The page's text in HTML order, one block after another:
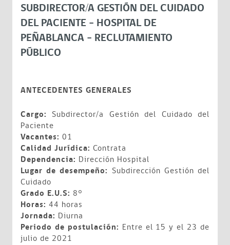
SUBDIRECTOR/A GESTIÓN DEL CUIDADO
DEL PACIENTE - HOSPITAL DE
PEÑABLANCA - RECLUTAMIENTO
PÚBLICO
ANTECEDENTES GENERALES
Cargo: Subdirector/a Gestión del Cuidado del
Paciente
Vacantes: 01
Calidad Jurídica: Contrata
Dependencia: Dirección Hospital
Lugar de desempeño: Subdirección Gestión del
Cuidado
Grado E.U.S: 8°
Horas: 44 horas
Jornada: Diurna
Periodo de postulación: Entre el 15 y el 23 de
julio de 2021